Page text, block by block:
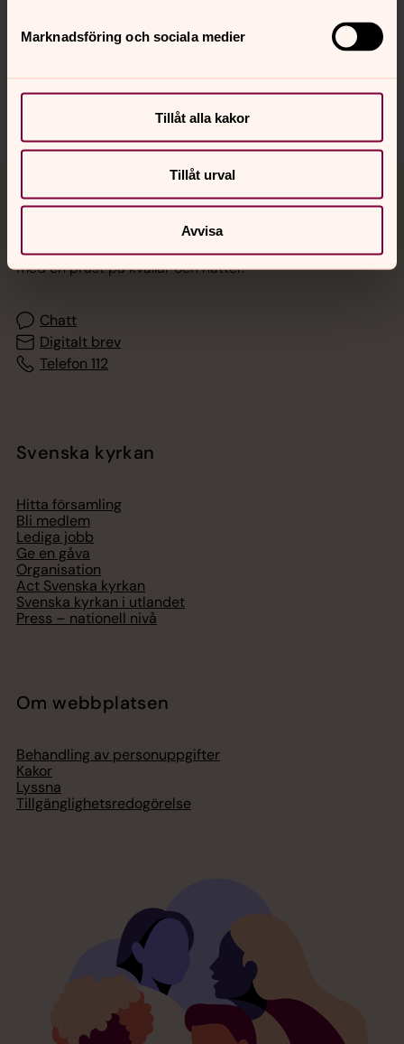
Marknadsföring och sociala medier
Tillåt alla kakor
Tillåt urval
Avvisa
Jourhavande präst
med en präst på kvällar och nätter.
Chatt
Digitalt brev
Telefon 112
Svenska kyrkan
Hitta församling
Bli medlem
Lediga jobb
Ge en gåva
Organisation
Act Svenska kyrkan
Svenska kyrkan i utlandet
Press – nationell nivå
Om webbplatsen
Behandling av personuppgifter
Kakor
Lyssna
Tillgänglighetsredogörelse